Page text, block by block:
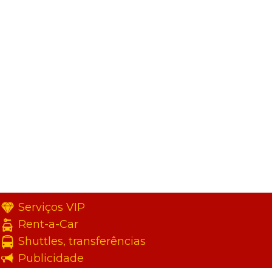
Serviços VIP
Rent-a-Car
Shuttles, transferências
Publicidade